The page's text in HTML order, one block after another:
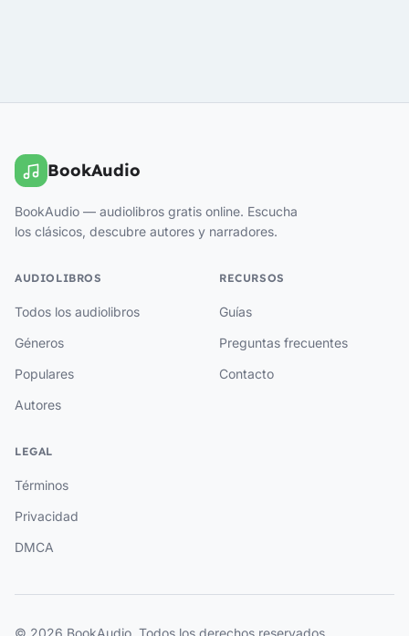
BookAudio
BookAudio — audiolibros gratis online. Escucha
los clásicos, descubre autores y narradores.
AUDIOLIBROS
Todos los audiolibros
Géneros
Populares
Autores
RECURSOS
Guías
Preguntas frecuentes
Contacto
LEGAL
Términos
Privacidad
DMCA
© 2026 BookAudio. Todos los derechos reservados.